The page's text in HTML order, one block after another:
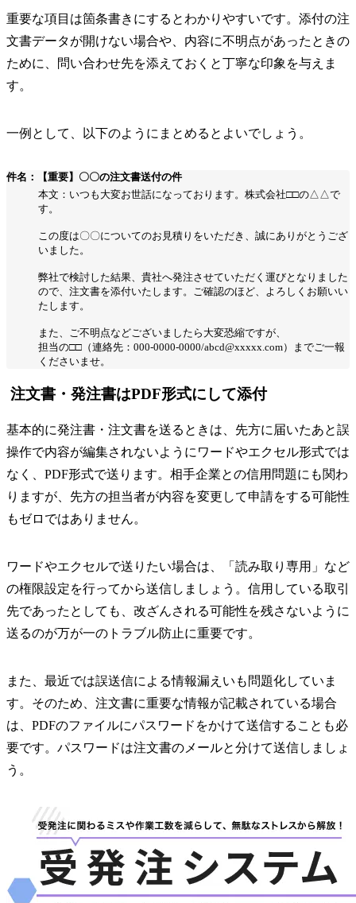
重要な項目は箇条書きにするとわかりやすいです。添付の注
文書データが開けない場合や、内容に不明点があったときの
ために、問い合わせ先を添えておくと丁寧な印象を与えま
す。
一例として、以下のようにまとめるとよいでしょう。
件名：【重要】〇〇の注文書送付の件
本文：いつも大変お世話になっております。株式会社□□の△△で
す。
この度は〇〇についてのお見積りをいただき、誠にありがとうござ
いました。
弊社で検討した結果、貴社へ発注させていただく運びとなりました
ので、注文書を添付いたします。ご確認のほど、よろしくお願いい
たします。
また、ご不明点などございましたら大変恐縮ですが、
担当の□□（連絡先：000-0000-0000/abcd@xxxxx.com）までご一報
くださいませ。
注文書・発注書はPDF形式にして添付
基本的に発注書・注文書を送るときは、先方に届いたあと誤
操作で内容が編集されないようにワードやエクセル形式では
なく、PDF形式で送ります。相手企業との信用問題にも関わ
りますが、先方の担当者が内容を変更して申請をする可能性
もゼロではありません。
ワードやエクセルで送りたい場合は、「読み取り専用」など
の権限設定を行ってから送信しましょう。信用している取引
先であったとしても、改ざんされる可能性を残さないように
送るのが万が一のトラブル防止に重要です。
また、最近では誤送信による情報漏えいも問題化していま
す。そのため、注文書に重要な情報が記載されている場合
は、PDFのファイルにパスワードをかけて送信することも必
要です。パスワードは注文書のメールと分けて送信しましょ
う。